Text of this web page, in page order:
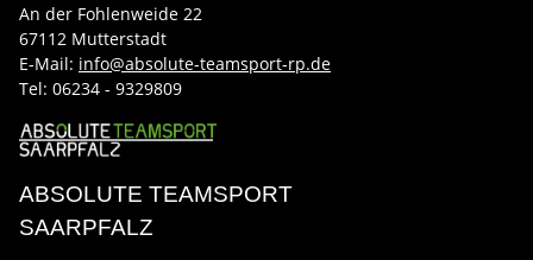
An der Fohlenweide 22
67112 Mutterstadt
E-Mail: info@absolute-teamsport-rp.de
Tel: 06234 - 9329809
ABSOLUTE TEAMSPORT
SAARPFALZ